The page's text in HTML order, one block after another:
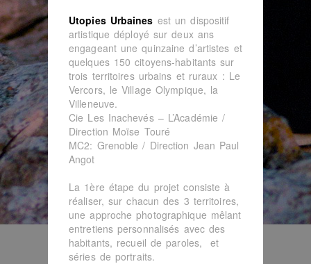
Utopies Urbaines est un dispositif
artistique déployé sur deux ans
engageant une quinzaine d’artistes et
quelques 150 citoyens-habitants sur
trois territoires urbains et ruraux : Le
Vercors, le Village Olympique, la
Villeneuve.
Cie Les Inachevés – L’Académie /
Direction Moïse Touré
MC2: Grenoble / Direction Jean Paul
Angot
La 1ère étape du projet consiste à
réaliser, sur chacun des 3 territoires,
une approche photographique mêlant
entretiens personnalisés avec des
habitants, recueil de paroles, et
séries de portraits.